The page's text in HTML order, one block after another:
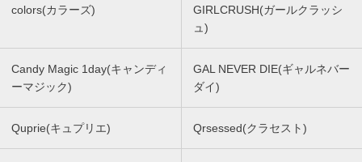
colors(カラーズ)
GIRLCRUSH(ガールクラッシ
ュ)
Candy Magic 1day(キャンディ
ーマジック)
GAL NEVER DIE(ギャルネバー
ダイ)
Quprie(キュプリエ) Qrsessed(クラセスト)